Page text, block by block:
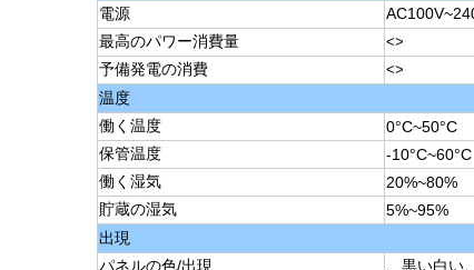
電源
最高のパワー消費量
<>
予備発電の消費 <>
温度
働く温度
0°C~50°C
保管温度
-10°C~60°C
働く湿気
20%~80%
貯蔵の湿気
5%~95%
出現
パネルの色/出現
、黒い白い